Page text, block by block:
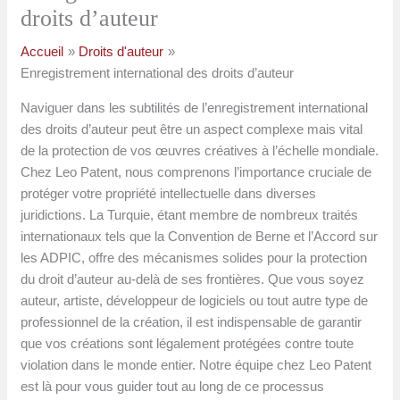
droits d’auteur
Accueil
Droits d'auteur
Enregistrement international des droits d’auteur
Naviguer dans les subtilités de l’enregistrement international
des droits d’auteur peut être un aspect complexe mais vital
de la protection de vos œuvres créatives à l’échelle mondiale.
Chez Leo Patent, nous comprenons l’importance cruciale de
protéger votre propriété intellectuelle dans diverses
juridictions. La Turquie, étant membre de nombreux traités
internationaux tels que la Convention de Berne et l’Accord sur
les ADPIC, offre des mécanismes solides pour la protection
du droit d’auteur au-delà de ses frontières. Que vous soyez
auteur, artiste, développeur de logiciels ou tout autre type de
professionnel de la création, il est indispensable de garantir
que vos créations sont légalement protégées contre toute
violation dans le monde entier. Notre équipe chez Leo Patent
est là pour vous guider tout au long de ce processus